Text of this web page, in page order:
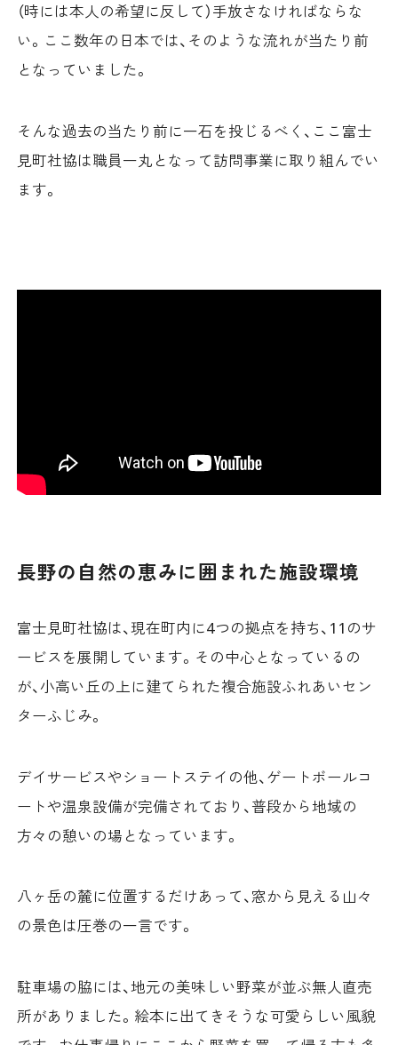
（時には本人の希望に反して）手放さなければならな
い。ここ数年の日本では、そのような流れが当たり前
となっていました。
そんな過去の当たり前に一石を投じるべく、ここ富士
見町社協は職員一丸となって訪問事業に取り組んでい
ます。
長野の自然の恵みに囲まれた施設環境
富士見町社協は、現在町内に4つの拠点を持ち、11のサ
ービスを展開しています。その中心となっているの
が、小高い丘の上に建てられた複合施設ふれあいセン
ターふじみ。
デイサービスやショートステイの他、ゲートボールコ
ートや温泉設備が完備されており、普段から地域の
方々の憩いの場となっています。
八ヶ岳の麓に位置するだけあって、窓から見える山々
の景色は圧巻の一言です。
駐車場の脇には、地元の美味しい野菜が並ぶ無人直売
所がありました。絵本に出てきそうな可愛らしい風貌